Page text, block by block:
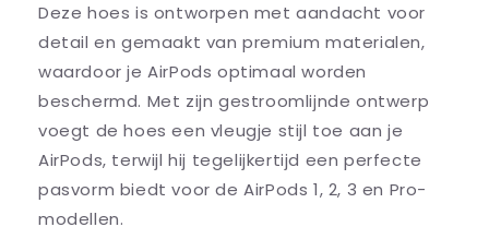
Deze hoes is ontworpen met aandacht voor
detail en gemaakt van premium materialen,
waardoor je AirPods optimaal worden
beschermd. Met zijn gestroomlijnde ontwerp
voegt de hoes een vleugje stijl toe aan je
AirPods, terwijl hij tegelijkertijd een perfecte
pasvorm biedt voor de AirPods 1, 2, 3 en Pro-
modellen.